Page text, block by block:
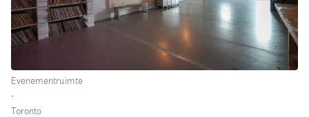
Evenementruimte
∙
Toronto